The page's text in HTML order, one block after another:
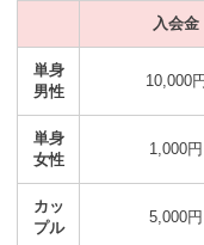
入会金
単身
男性
10,000円
単身
女性
1,000円
カッ
プル
5,000円